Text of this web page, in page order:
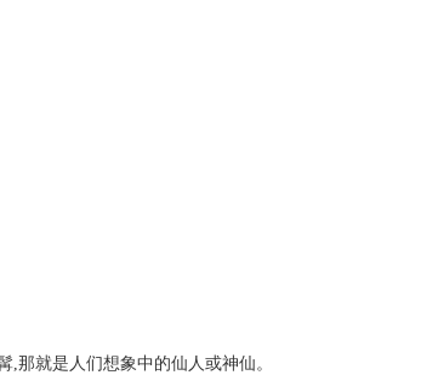
那就是人们想象中的仙人或神仙。